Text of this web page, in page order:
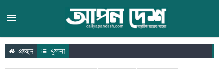
প্রচ্ছদ খুলনা